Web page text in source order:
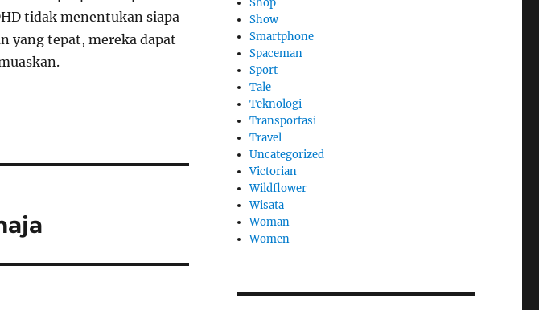
tidak menentukan siapa
yang tepat, mereka dapat
Shop
Show
Smartphone
Spaceman
Sport
Tale
Teknologi
Transportasi
Travel
Uncategorized
Victorian
Wildflower
Wisata
Woman
Women